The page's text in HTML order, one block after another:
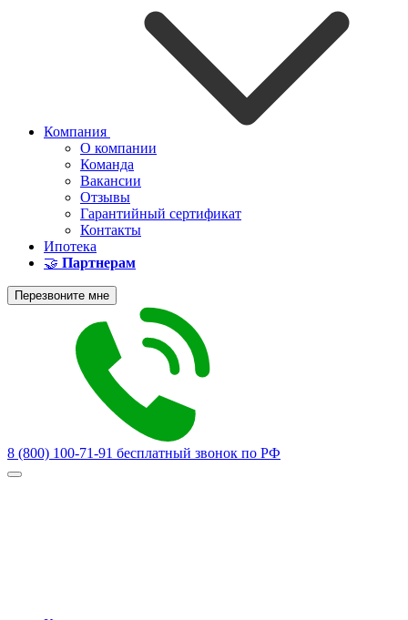
Компания
О компании
Команда
Вакансии
Отзывы
Гарантийный сертификат
Контакты
Ипотека
🤝 Партнерам
Перезвоните мне
8 (800) 100-71-91 бесплатный звонок по РФ